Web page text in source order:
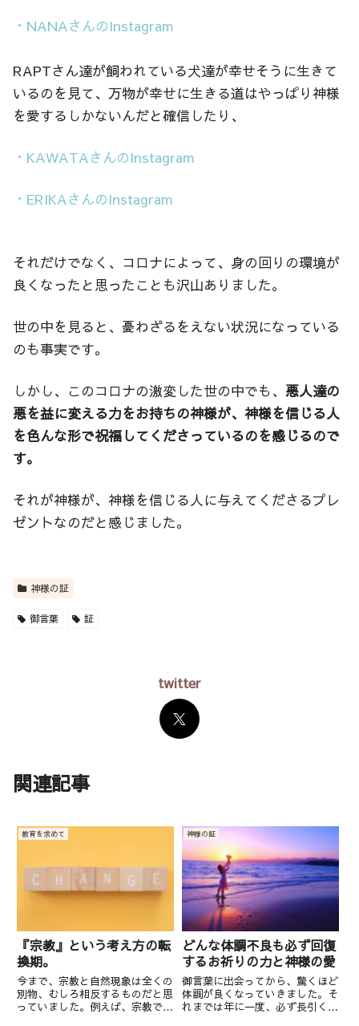
・NANAさんのInstagram
RAPTさん達が飼われている犬達が幸せそうに生きて
いるのを見て、万物が幸せに生きる道はやっぱり神様
を愛するしかないんだと確信したり、
・KAWATAさんのInstagram
・ERIKAさんのInstagram
それだけでなく、コロナによって、身の回りの環境が
良くなったと思ったことも沢山ありました。
世の中を見ると、憂わざるをえない状況になっている
のも事実です。
しかし、このコロナの激変した世の中でも、 悪人達の
悪を益に変える力をお持ちの神様が、神様を信じる人
を色んな形で祝福してくださっているのを感じるので
す。
それが神様が、神様を信じる人に与えてくださるプレ
ゼントなのだと感じました。
神様の証
御言葉 証
twitter
関連記事
教育を求めて
『宗教』という考え方の転
換期。
今まで、宗教と自然現象は全くの
別物、むしろ相反するものだと思
っていました。例えば、宗教では
神様の証
どんな体調不良も必ず回復
するお祈りの力と神様の愛
御言葉に出会ってから、驚くほど
体調が良くなっていきました。そ
れまでは年に一度、必ず長引く風